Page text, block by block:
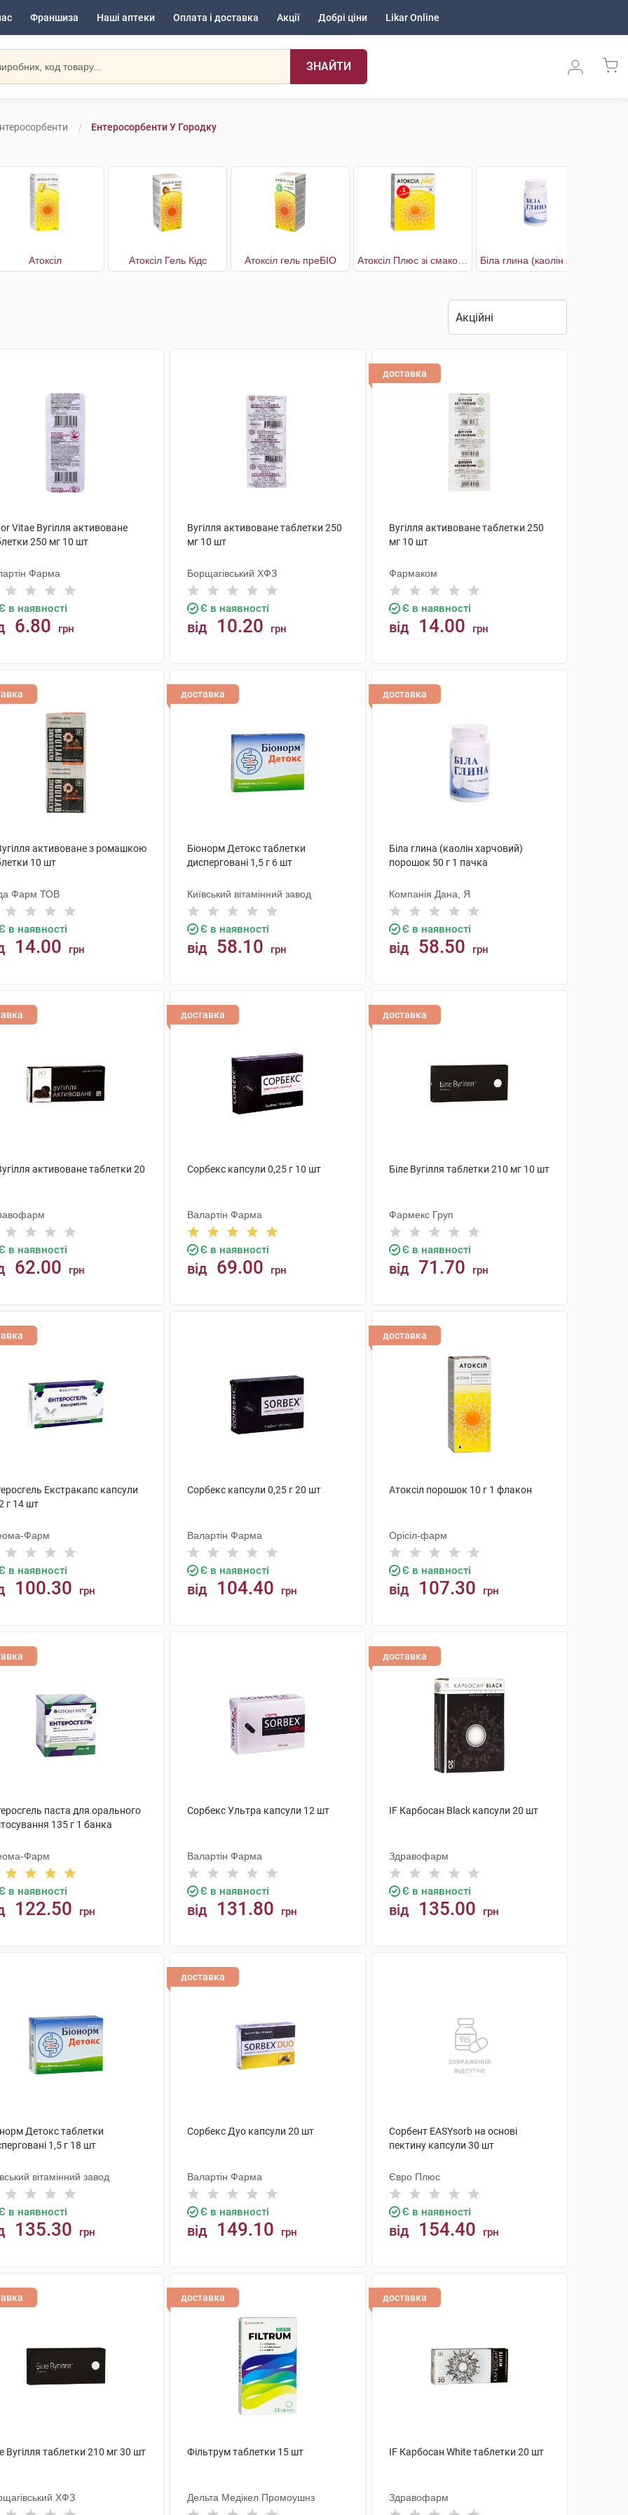
Франшиза Наші аптеки Оплата і доставка Акції Добрі ціни Likar Online
ЗНАЙТИ
Ентеросорбенти У Городку
Атоксіл Атоксіл Гель Кідс Атоксіл гель преБІО
Vitae Вугілля активоване
250 мг 10 шт
Фарма
в наявності
6.80 грн
Вугілля активоване таблетки 250
мг 10 шт
Борщагівський ХФЗ
Є в наявності
від 10.20 грн
доставка
Вугілля активоване таблетки 250
мг 10 шт
Фармаком
Є в наявності
від 14.00 грн
активоване з ромашкою
10 шт
Фарм ТОВ
в наявності
14.00 грн
доставка
Біонорм Детокс таблетки
дисперговані 1,5 г 6 шт
Київський вітамінний завод
Є в наявності
від 58.10 грн
доставка
Біла глина (каолін харчовий)
порошок 50 г 1 пачка
Компанія Дана, Я
Є в наявності
від 58.50 грн
активоване таблетки 20
в наявності
62.00 грн
доставка
Сорбекс капсули 0,25 г 10 шт
Валартін Фарма
Є в наявності
від 69.00 грн
доставка
Біле Вугілля таблетки 210 мг 10 шт
Фармекс Груп
Є в наявності
від 71.70 грн
Екстракапс капсули
г 14 шт
Фарм
в наявності
100.30 грн
Сорбекс капсули 0,25 г 20 шт
Валартін Фарма
Є в наявності
від 104.40 грн
доставка
Атоксіл порошок 10 г 1 флакон
Орісіл-фарм
Є в наявності
від 107.30 грн
паста для орального
135 г 1 банка
Фарм
в наявності
122.50 грн
Сорбекс Ультра капсули 12 шт
Валартін Фарма
Є в наявності
від 131.80 грн
доставка
IF Карбосан Black капсули 20 шт
Здравофарм
Є в наявності
від 135.00 грн
Детокс таблетки
1,5 г 18 шт
вітамінний завод
в наявності
135.30 грн
доставка
Сорбекс Дуо капсули 20 шт
Валартін Фарма
Є в наявності
від 149.10 грн
Сорбент EASYsorb на основі
пектину капсули 30 шт
Євро Плюс
Є в наявності
від 154.40 грн
Вугілля таблетки 210 мг 30 шт
ХФЗ
доставка
Фільтрум таблетки 15 шт
Дельта Медікел Промоушнз
доставка
IF Карбосан White таблетки 20 шт
Здравофарм